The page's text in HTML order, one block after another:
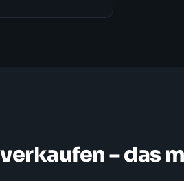
– das